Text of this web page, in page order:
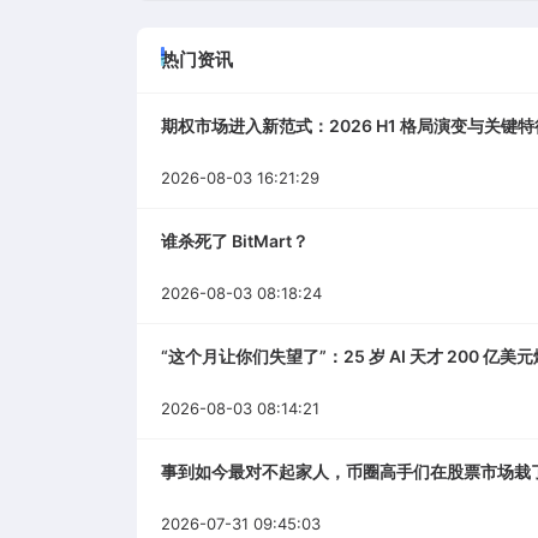
热门资讯
期权市场进入新范式：2026 H1 格局演变与关键特
2026-08-03 16:21:29
谁杀死了 BitMart？
2026-08-03 08:18:24
“这个月让你们失望了”：25 岁 AI 天才 200 亿美
2026-08-03 08:14:21
事到如今最对不起家人，币圈高手们在股票市场栽
2026-07-31 09:45:03